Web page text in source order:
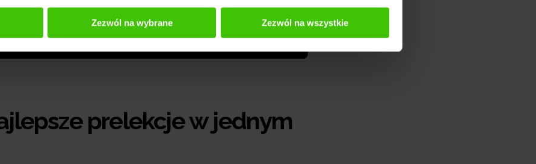
Zezwól na wybrane Zezwól na wszystkie
prelekcje w jednym